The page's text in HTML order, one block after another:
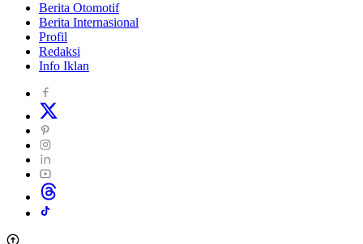
Berita Otomotif
Berita Internasional
Profil
Redaksi
Info Iklan